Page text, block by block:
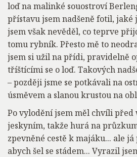
loď na malinké souostroví
přístavu jsem nadšeně fotil, jaké
jsem však nevěděl, co teprve
tomu rybník. Přesto mě to
jsem si užil na přídi, pravidelně
tříštícími se o loď. Takových
– později jsme se potkávali na
úsměvem a slanou krustou na
Po vylodění jsem měl chvíli
jeskyním, takže hurá na
zpevněné cestě k majáku... ale
abych šel se stádem... Vyrazil